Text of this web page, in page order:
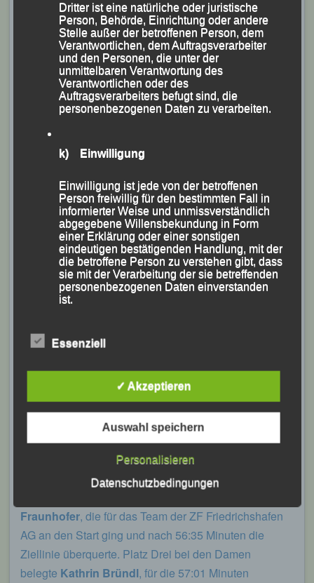
Ein Teil des erfolgreichen LG-Teams unmittelbar nach
den Schüler-Rennen und vor
dem Hauptlauf über 13.440 m (stehend v.li.) Renate
Baumgartner, Christian Teibrich,
Lechner und Jonas Storch,
(kniend v.li.) Moritz Storch, Manfred Ammerl und
Sebastian Treitlinger.
Foto: Martin Sommer
(KS.) Mit einem Dreifacherfolg bei den Damen sowie
einer Vielzahl von klasse Ergebnissen und Leistungen
glänzten die Ausdauerathleten der Leichtathletik
Gemeinschaft (LG) Passau beim diesjährigen
Zweibrückenlauf der Union Wernstein, der trotz trübem
und Ausland einen neuen Teilnehmerrekord
Sabrina Prager Siegerin des diesjährigen Wernsteiner
Zweibrückenlaufes
Die frühere BerglaufspezialistinSabrina Prager
sich nach 53:01 Minuten den Gesamtsieg bei den
Fraunhofer, die für das Team der ZF Friedrichshafen
AG an den Start ging und nach 56:35 Minuten die
Ziellinie überquerte. Platz Drei bei den Damen
belegte Kathrin Bründl, für die 57:01 Minuten
Dritter ist eine natürliche oder juristische
Person, Behörde, Einrichtung oder andere
Stelle außer der betroffenen Person, dem
Verantwortlichen, dem Auftragsverarbeiter
und den Personen, die unter der
unmittelbaren Verantwortung des
Verantwortlichen oder des
Auftragsverarbeiters befugt sind, die
personenbezogenen Daten zu verarbeiten.
k) Einwilligung
Einwilligung ist jede von der betroffenen
Person freiwillig für den bestimmten Fall in
informierter Weise und unmissverständlich
abgegebene Willensbekundung in Form
einer Erklärung oder einer sonstigen
eindeutigen bestätigenden Handlung, mit der
die betroffene Person zu verstehen gibt, dass
sie mit der Verarbeitung der sie betreffenden
personenbezogenen Daten einverstanden
ist.
Verantwortlichen
Verantwortlicher im Sinne der Datenschutz-
Grundverordnung, sonstiger in den Mitgliedstaaten
der Europäischen Union geltenden
Leichtathletik Gemeinschaft Passau
Göttweiger Str. 45
94032 Passau
Deutschland
Essenziell
✓ Akzeptieren
Auswahl speichern
Personalisieren
Datenschutzbedingungen